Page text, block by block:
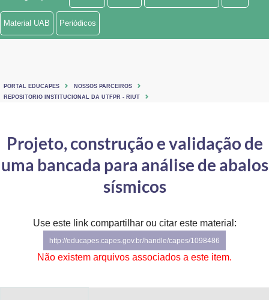
Ministério de Minas e Energia
Ministério do Turismo
Controladoria-Geral da União
Ministério da Mulher, da Família e dos Direitos Humanos
Secretaria de Governo
Gabinete de Segurança Institucional
Material UAB Periódicos
PORTAL EDUCAPES
NOSSOS PARCEIROS
REPOSITORIO INSTITUCIONAL DA UTFPR - RIUT
Projeto, construção e validação de
uma bancada para análise de abalos
sísmicos
Use este link compartilhar ou citar este material:
http://educapes.capes.gov.br/handle/capes/1098486
Não existem arquivos associados a este item.